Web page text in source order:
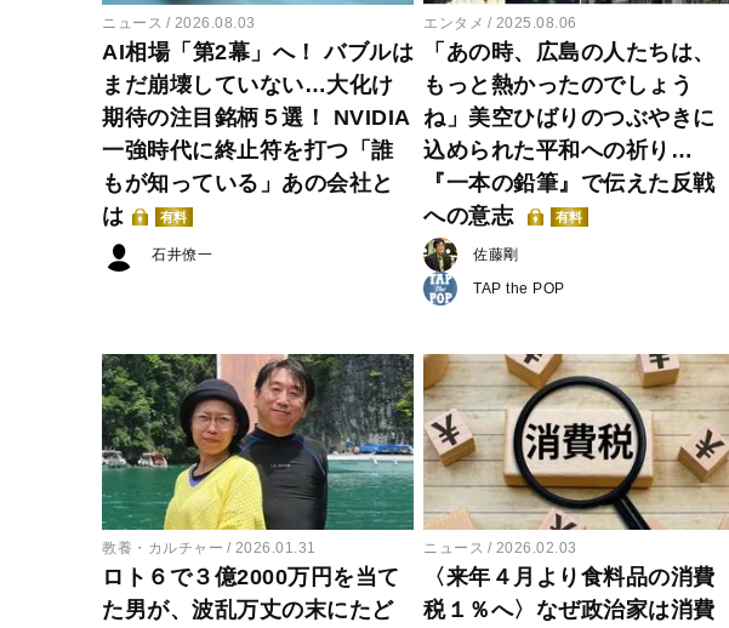
ニュース 2026.08.03
AI相場「第2幕」へ！ バブルは
まだ崩壊していない…大化け
期待の注目銘柄５選！ NVIDIA
一強時代に終止符を打つ「誰
もが知っている」あの会社と
は
有料
石井僚一
エンタメ 2025.08.06
「あの時、広島の人たちは、
もっと熱かったのでしょう
ね」美空ひばりのつぶやきに
込められた平和への祈り…
『一本の鉛筆』で伝えた反戦
への意志
有料
佐藤剛
TAP the POP
教養・カルチャー 2026.01.31
ロト６で３億2000万円を当て
た男が、波乱万丈の末にたど
ニュース 2026.02.03
〈来年４月より食料品の消費
税１％へ〉なぜ政治家は消費